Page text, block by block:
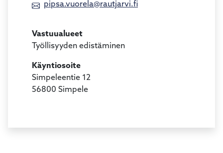
pipsa.vuorela@rautjarvi.fi
Vastuualueet
Työllisyyden edistäminen
Käyntiosoite
Simpeleentie 12
56800 Simpele